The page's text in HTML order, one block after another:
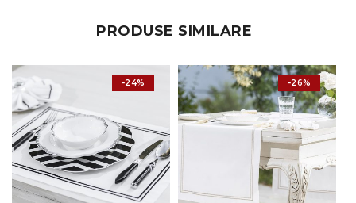
PRODUSE SIMILARE
-24% -26%